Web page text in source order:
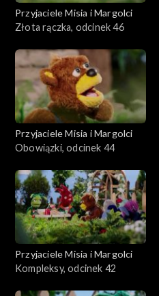
Przyjaciele Misia i Margolci
Złota rączka, odcinek 46
Przyjaciele Misia i Margolci
Obowiązki, odcinek 44
Przyjaciele Misia i Margolci
Kompleksy, odcinek 42